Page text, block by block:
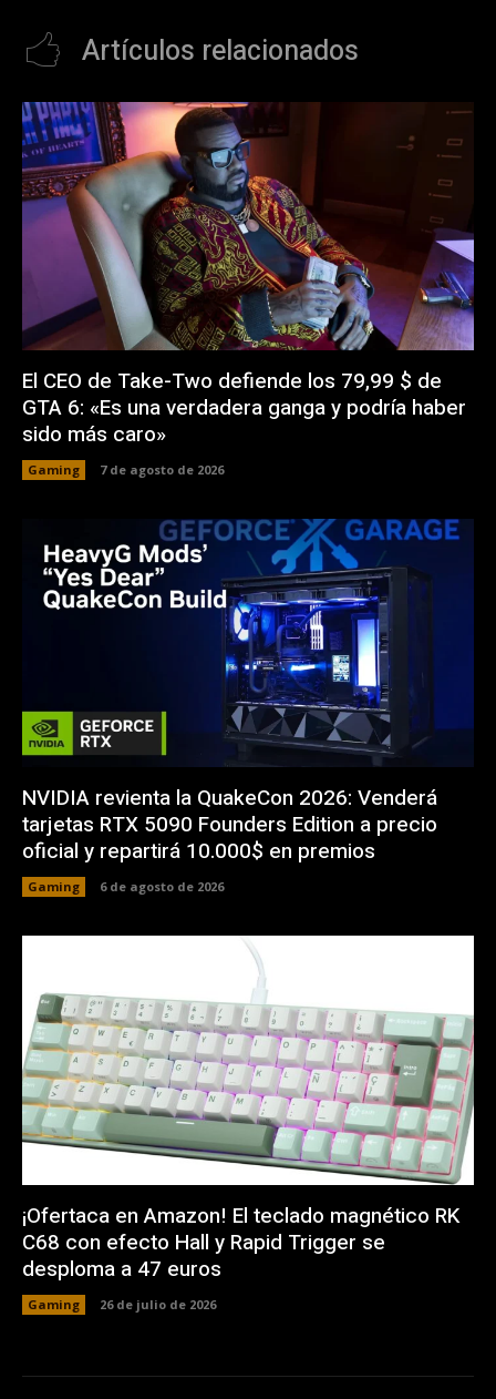
Artículos relacionados
El CEO de Take-Two defiende los 79,99 $ de
GTA 6: «Es una verdadera ganga y podría haber
sido más caro»
Gaming 7 de agosto de 2026
NVIDIA revienta la QuakeCon 2026: Venderá
tarjetas RTX 5090 Founders Edition a precio
oficial y repartirá 10.000$ en premios
Gaming 6 de agosto de 2026
¡Ofertaca en Amazon! El teclado magnético RK
C68 con efecto Hall y Rapid Trigger se
desploma a 47 euros
Gaming 26 de julio de 2026